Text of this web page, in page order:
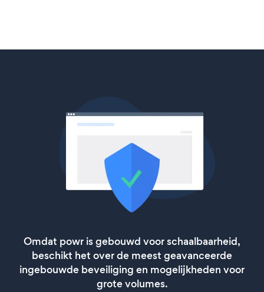
Omdat powr is gebouwd voor schaalbaarheid,
beschikt het over de meest geavanceerde
ingebouwde beveiliging en mogelijkheden voor
grote volumes.